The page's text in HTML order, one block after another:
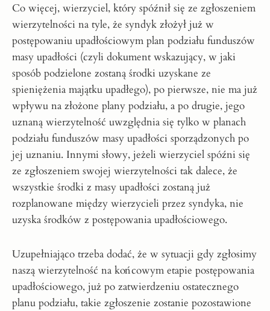
Co więcej, wierzyciel, który spóźnił się ze zgłoszeniem
wierzytelności na tyle, że syndyk złożył już w
postępowaniu upadłościowym plan podziału funduszów
masy upadłości (czyli dokument wskazujący, w jaki
sposób podzielone zostaną środki uzyskane ze
spieniężenia majątku upadłego), po pierwsze, nie ma już
wpływu na złożone plany podziału, a po drugie, jego
uznaną wierzytelność uwzględnia się tylko w planach
podziału funduszów masy upadłości sporządzonych po
jej uznaniu. Innymi słowy, jeżeli wierzyciel spóźni się
ze zgłoszeniem swojej wierzytelności tak dalece, że
wszystkie środki z masy upadłości zostaną już
rozplanowane między wierzycieli przez syndyka, nie
uzyska środków z postępowania upadłościowego.
Uzupełniająco trzeba dodać, że w sytuacji gdy zgłosimy
naszą wierzytelność na końcowym etapie postępowania
upadłościowego, już po zatwierdzeniu ostatecznego
planu podziału, takie zgłoszenie zostanie pozostawione